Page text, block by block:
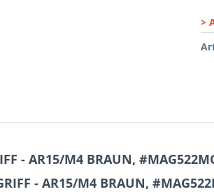
>
- AR15/M4 BRAUN,
- AR15/M4 BRAUN,